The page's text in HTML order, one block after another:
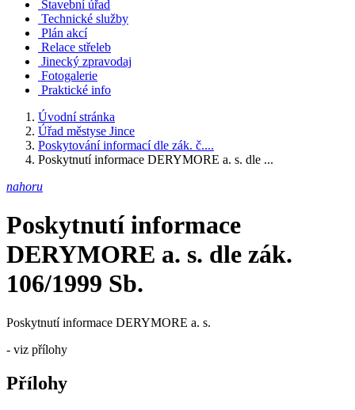
Stavební úřad
Technické služby
Plán akcí
Relace střeleb
Jinecký zpravodaj
Fotogalerie
Praktické info
Úvodní stránka
Úřad městyse Jince
Poskytování informací dle zák. č....
Poskytnutí informace DERYMORE a. s. dle ...
nahoru
Poskytnutí informace
DERYMORE a. s. dle zák.
106/1999 Sb.
Poskytnutí informace DERYMORE a. s.
- viz přílohy
Přílohy